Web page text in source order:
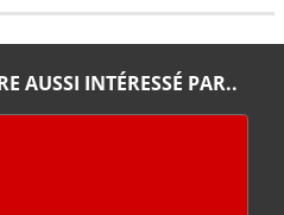
AUSSI INTÉRESSÉ PAR..